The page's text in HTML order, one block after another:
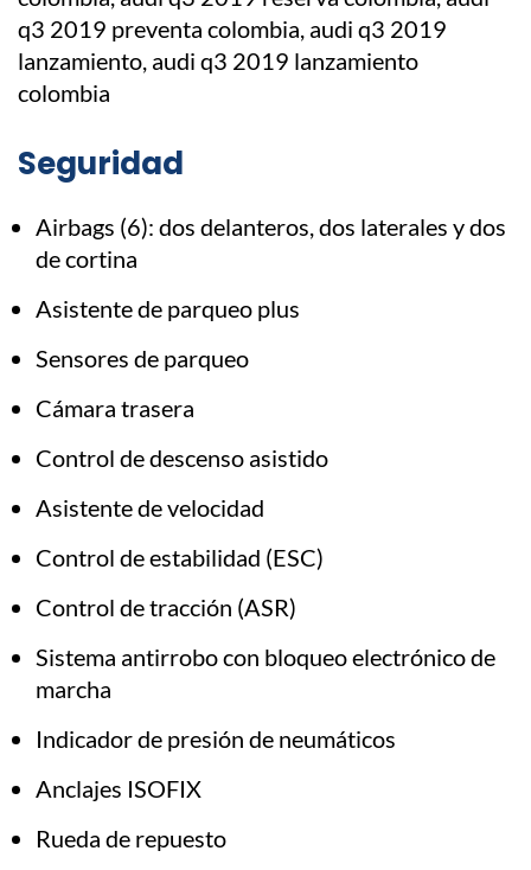
Seguridad
Airbags (6): dos delanteros, dos laterales y dos
de cortina
Asistente de parqueo plus
Sensores de parqueo
Cámara trasera
Control de descenso asistido
Asistente de velocidad
Control de estabilidad (ESC)
Control de tracción (ASR)
Sistema antirrobo con bloqueo electrónico de
marcha
Indicador de presión de neumáticos
Anclajes ISOFIX
Rueda de repuesto